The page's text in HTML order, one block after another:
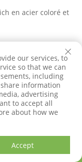
en acier coloré et
our services, to
so that we can
including
information
advertising
to accept all
about how we
Accept